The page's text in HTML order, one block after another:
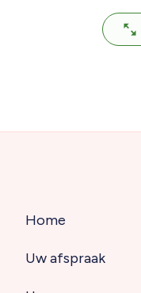
(footer)
Home
Uw afspraak